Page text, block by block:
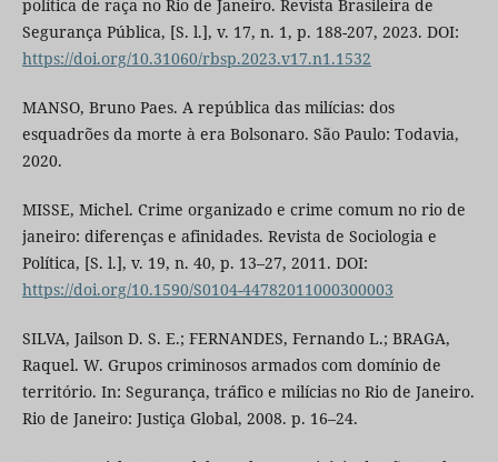
política de raça no Rio de Janeiro. Revista Brasileira de
Segurança Pública, [S. l.], v. 17, n. 1, p. 188-207, 2023. DOI:
https://doi.org/10.31060/rbsp.2023.v17.n1.1532
MANSO, Bruno Paes. A república das milícias: dos
esquadrões da morte à era Bolsonaro. São Paulo: Todavia,
2020.
MISSE, Michel. Crime organizado e crime comum no rio de
janeiro: diferenças e afinidades. Revista de Sociologia e
Política, [S. l.], v. 19, n. 40, p. 13–27, 2011. DOI:
https://doi.org/10.1590/S0104-44782011000300003
SILVA, Jailson D. S. E.; FERNANDES, Fernando L.; BRAGA,
Raquel. W. Grupos criminosos armados com domínio de
território. In: Segurança, tráfico e milícias no Rio de Janeiro.
Rio de Janeiro: Justiça Global, 2008. p. 16–24.